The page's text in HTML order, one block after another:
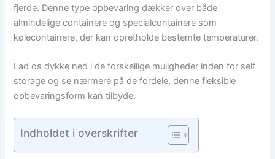
fjerde. Denne type opbevaring dækker over både
almindelige containere og specialcontainere som
kølecontainere, der kan opretholde bestemte temperaturer.
Lad os dykke ned i de forskellige muligheder inden for self
storage og se nærmere på de fordele, denne fleksible
opbevaringsform kan tilbyde.
Indholdet i overskrifter